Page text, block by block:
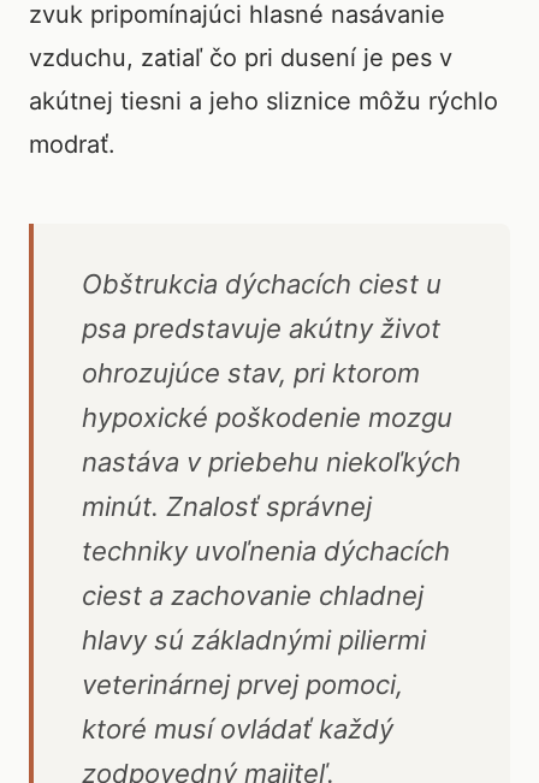
zvuk pripomínajúci hlasné nasávanie
vzduchu, zatiaľ čo pri dusení je pes v
akútnej tiesni a jeho sliznice môžu rýchlo
modrať.
Obštrukcia dýchacích ciest u
psa predstavuje akútny život
ohrozujúce stav, pri ktorom
hypoxické poškodenie mozgu
nastáva v priebehu niekoľkých
minút. Znalosť správnej
techniky uvoľnenia dýchacích
ciest a zachovanie chladnej
hlavy sú základnými piliermi
veterinárnej prvej pomoci,
ktoré musí ovládať každý
zodpovedný majiteľ.